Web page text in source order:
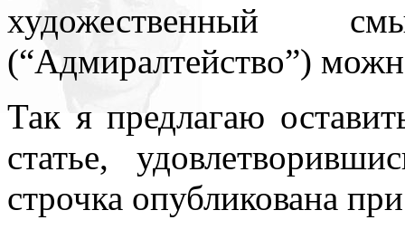
художественный
(“Адмиралтейство”)
Так я предлагаю
статье,
строчка опубликована